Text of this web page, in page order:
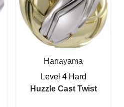
Hanayama
Level 4 Hard
Huzzle Cast Twist